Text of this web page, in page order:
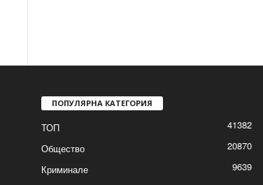
ПОПУЛЯРНА КАТЕГОРИЯ
ТОП
41382
Общество
20870
Криминале
9639